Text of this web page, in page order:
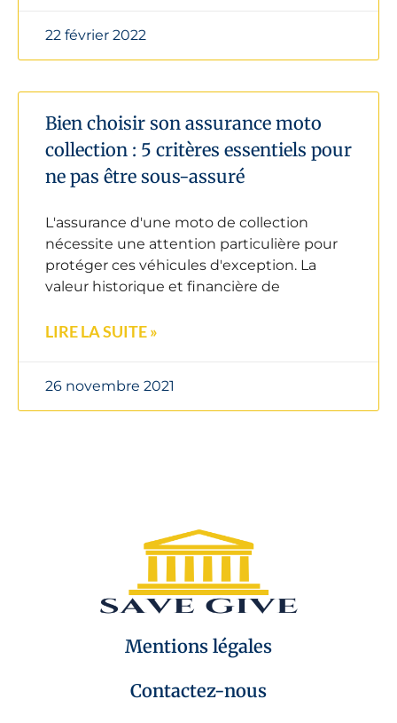
22 février 2022
Bien choisir son assurance moto
collection : 5 critères essentiels pour
ne pas être sous-assuré
L'assurance d'une moto de collection
nécessite une attention particulière pour
protéger ces véhicules d'exception. La
valeur historique et financière de
LIRE LA SUITE »
26 novembre 2021
Mentions légales
Contactez-nous